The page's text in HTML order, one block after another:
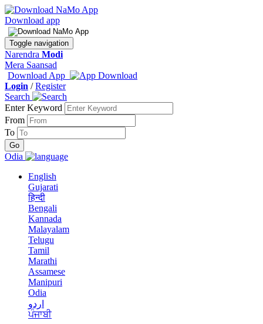
Download app
Toggle navigation
Narendra Modi
Mera Saansad
Download App
Login /Register
Search
Enter Keyword
From
To
Odia
English
Gujarati
हिन्दी
Bengali
Kannada
Malayalam
Telugu
Tamil
Marathi
Assamese
Manipuri
Odia
اردو
ਪੰਜਾਬੀ